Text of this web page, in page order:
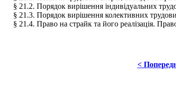
§ 21.2. Порядок вирішення індивідуальних
§ 21.3. Порядок вирішення колективних
§ 21.4. Право на страйк та його реалізація.
<